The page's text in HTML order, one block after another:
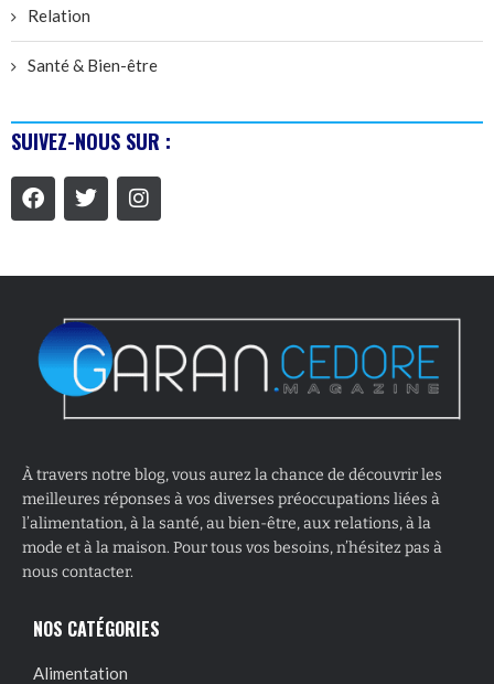
Relation
Santé & Bien-être
SUIVEZ-NOUS SUR :
À travers notre blog, vous aurez la chance de découvrir les
meilleures réponses à vos diverses préoccupations liées à
l’alimentation, à la santé, au bien-être, aux relations, à la
mode et à la maison. Pour tous vos besoins, n’hésitez pas à
nous contacter.
NOS CATÉGORIES
Alimentation